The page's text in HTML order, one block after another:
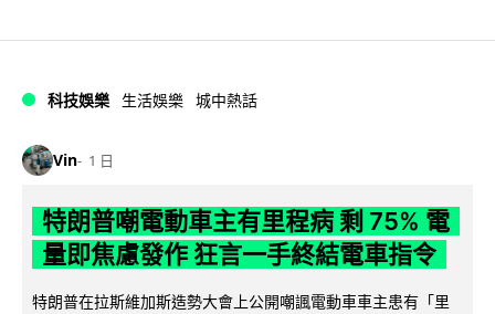
科技娛樂 生活娛樂 城中熱話
Vin 1 日
特朗普嘲電動車主有里程病 剩 75% 電
量即焦慮發作 狂言一手終結電車指令
特朗普在拉斯維加斯造勢大會上公開嘲諷電動車車主患有「里